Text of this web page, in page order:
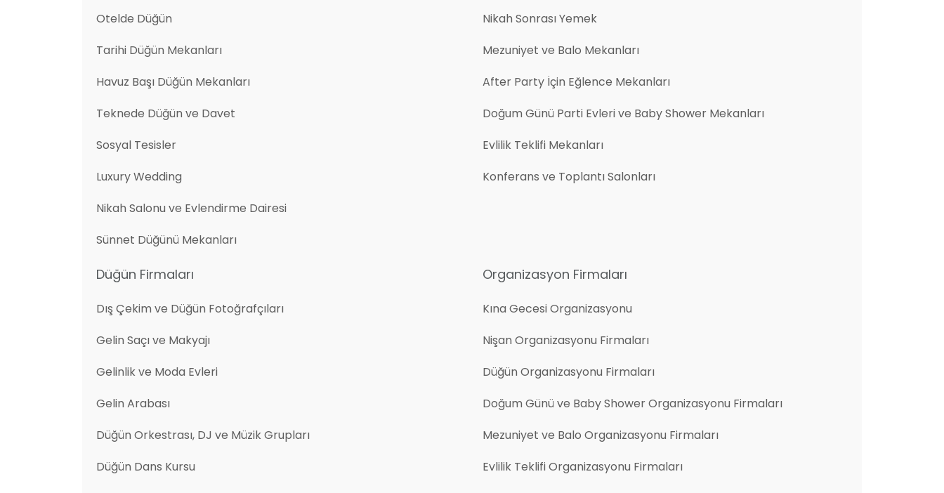
Otelde Düğün
Tarihi Düğün Mekanları
Havuz Başı Düğün Mekanları
Teknede Düğün ve Davet
Sosyal Tesisler
Luxury Wedding
Nikah Salonu ve Evlendirme Dairesi
Sünnet Düğünü Mekanları
Nikah Sonrası Yemek
Mezuniyet ve Balo Mekanları
After Party İçin Eğlence Mekanları
Doğum Günü Parti Evleri ve Baby Shower Mekanları
Evlilik Teklifi Mekanları
Konferans ve Toplantı Salonları
Düğün Firmaları
Dış Çekim ve Düğün Fotoğrafçıları
Gelin Saçı ve Makyajı
Gelinlik ve Moda Evleri
Gelin Arabası
Düğün Orkestrası, DJ ve Müzik Grupları
Düğün Dans Kursu
Organizasyon Firmaları
Kına Gecesi Organizasyonu
Nişan Organizasyonu Firmaları
Düğün Organizasyonu Firmaları
Doğum Günü ve Baby Shower Organizasyonu Firmaları
Mezuniyet ve Balo Organizasyonu Firmaları
Evlilik Teklifi Organizasyonu Firmaları